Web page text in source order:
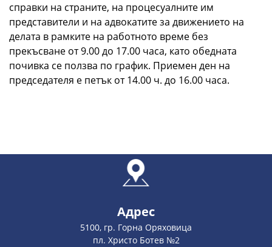
справки на страните, на процесуалните им
представители и на адвокатите за движението на
делата в рамките на работното време без
прекъсване от 9.00 до 17.00 часа, като обедната
почивка се ползва по график. Приемен ден на
председателя е петък от 14.00 ч. до 16.00 часа.
Адрес
5100, гр. Горна Оряховица
пл. Христо Ботев №2